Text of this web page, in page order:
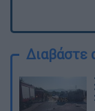
Διαβάστε